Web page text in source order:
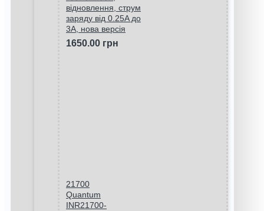
відновлення, струм
заряду від 0.25A до
3A, нова версія
1650.00 грн
21700
Quantum
INR21700-